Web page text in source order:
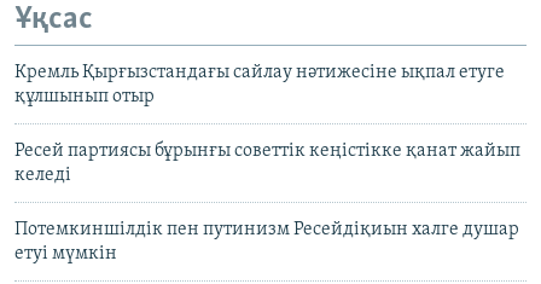
Ұқсас
Кремль Қырғызстандағы сайлау нәтижесіне ықпал етуге
құлшынып отыр
Ресей партиясы бұрынғы советтік кеңістікке қанат жайып
келеді
Потемкиншілдік пен путинизм Ресейдіқиын халге душар
етуі мүмкін